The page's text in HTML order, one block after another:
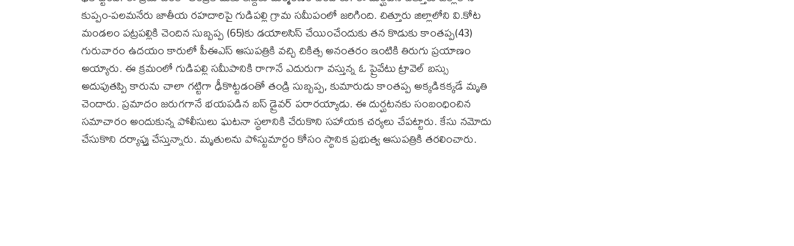
కుప్పం-పలమనేరు జాతీయ రహదారిపై గుడిపల్లి గ్రామ సమీపంలో జరిగింది. చిత్తూరు జిల్లాలోని వి.కోట
మండలం పట్రపల్లికి చెందిన సుబ్బప్ప (65)కు డయాలసిస్‌ చేయించేందుకు తన కొడుకు కాంతప్ప(43)
గురువారం ఉదయం కారులో పీఈఎస్‌ ఆసుపత్రికి వచ్చి చికిత్స అనంతరం ఇంటికి తిరుగు ప్రయాణం
అయ్యారు. ఈ క్రమంలో గుడిపల్లి సమీపానికి రాగానే ఎదురుగా వస్తున్న ఓ ప్రైవేటు ట్రావెల్‌ బస్సు
అదుపుతప్పి కారును చాలా గట్టిగా ఢీకొట్టడంతో తండ్రి సుబ్బప్ప, కుమారుడు కాంతప్ప అక్కడికక్కడే మృతి
చెందారు. ప్రమాదం జరుగగానే భయపడిన బస్‌ డ్రైవర్‌ పరారయ్యాడు. ఈ దుర్ఘటనకు సంబంధించిన
సమాచారం అందుకున్న పోలీసులు ఘటనా స్థలానికి చేరుకొని సహాయక చర్యలు చేపట్టారు. కేసు నమోదు
చేసుకొని దర్యాప్తు చేస్తున్నారు. మృతులను పోస్టుమార్టం కోసం స్థానిక ప్రభుత్వ ఆసుపత్రికి తరలించారు.